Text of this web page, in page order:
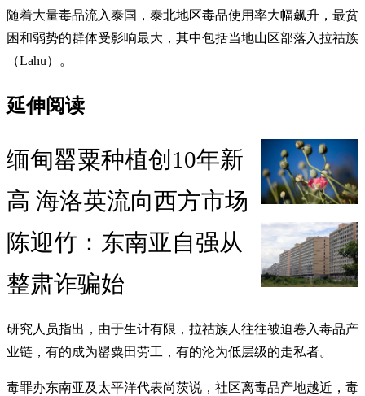
随着大量毒品流入泰国，泰北地区毒品使用率大幅飙升，最贫
困和弱势的群体受影响最大，其中包括当地山区部落入拉祜族
（Lahu）。
延伸阅读
缅甸罂粟种植创10年新
高 海洛英流向西方市场
陈迎竹：东南亚自强从
整肃诈骗始
研究人员指出，由于生计有限，拉祜族人往往被迫卷入毒品产
业链，有的成为罂粟田劳工，有的沦为低层级的走私者。
毒罪办东南亚及太平洋代表尚茨说，社区离毒品产地越近，毒